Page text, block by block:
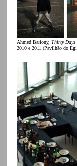
Ahmed Basiony, Thirty Days
2010 e 2011 (Pavilhão do